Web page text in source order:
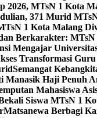
2026, MTsN 1 Kota
371 Murid
1 Kota Malang
Berkarakter:
Mengajar
Transformasi
Semangat
Manasik Haji Penuh
Mahasiswa
Siswa MTsN 1
Matsanewa Berbagi